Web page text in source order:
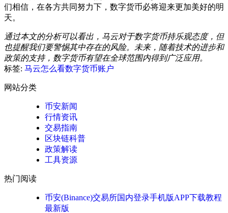
们相信，在各方共同努力下，数字货币必将迎来更加美好的明
天。
通过本文的分析可以看出，马云对于数字货币持乐观态度，但
也提醒我们要警惕其中存在的风险。未来，随着技术的进步和
政策的支持，数字货币有望在全球范围内得到广泛应用。
标签: 马云怎么看数字货币账户
网站分类
币安新闻
行情资讯
交易指南
区块链科普
政策解读
工具资源
热门阅读
币安(Binance)交易所国内登录手机版APP下载教程
最新版